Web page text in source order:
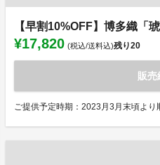
【早割10%OFF】博多織「
¥17,820 (税込/送料込)残り20
販売
ご提供予定時期：2023月3月末頃より